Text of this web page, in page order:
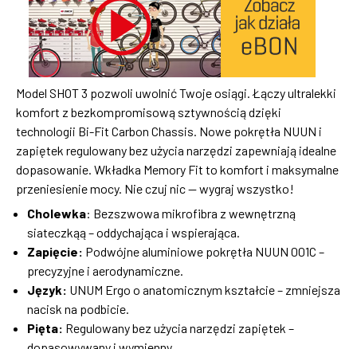
Model SHOT 3 pozwoli uwolnić Twoje osiągi. Łączy ultralekki
komfort z bezkompromisową sztywnością dzięki
technologii Bi-Fit Carbon Chassis. Nowe pokrętła NUUN i
zapiętek regulowany bez użycia narzędzi zapewniają idealne
dopasowanie. Wkładka Memory Fit to komfort i maksymalne
przeniesienie mocy. Nie czuj nic — wygraj wszystko!
Cholewka: Bezszwowa mikrofibra z wewnętrzną
siateczkąą – oddychająca i wspierająca.
Zapięcie: Podwójne aluminiowe pokrętła NUUN 001C –
precyzyjne i aerodynamiczne.
Język: UNUM Ergo o anatomicznym kształcie – zmniejsza
nacisk na podbicie.
Pięta: Regulowany bez użycia narzędzi zapiętek –